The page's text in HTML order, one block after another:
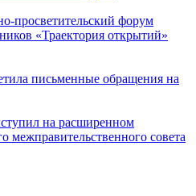
просветительский форум
«Траектория открытий»
письменные обращения на
на расширенном
межправительственного совета